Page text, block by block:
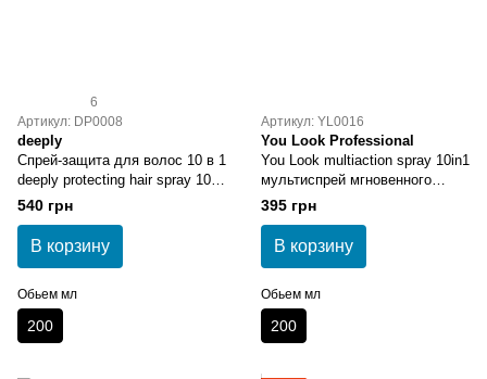
6
Артикул: DP0008
deeply
Спрей-защита для волос 10 в 1
deeply protecting hair spray 10 in
1 200 мл
540 грн
В корзину
Обьем мл
200
Артикул: YL0016
You Look Professional
You Look multiaction spray 10in1
мультиспрей мгновенного
действия 10в1 200 мл
395 грн
В корзину
Обьем мл
200